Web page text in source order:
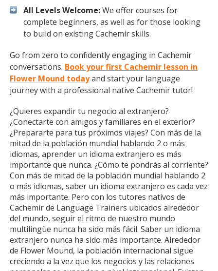
All Levels Welcome:We offer courses for
complete beginners, as well as for those looking
to build on existing Cachemir skills.
Go from zero to confidently engaging in Cachemir
conversations. Book your first Cachemir lesson in
Flower Mound todayand start your language
journey with a professional native Cachemir tutor!
¿Quieres expandir tu negocio al extranjero?
¿Conectarte con amigos y familiares en el exterior?
¿Prepararte para tus próximos viajes? Con más de la
mitad de la población mundial hablando 2 o más
idiomas, aprender un idioma extranjero es más
importante que nunca. ¿Cómo te pondrás al corriente?
Con más de mitad de la población mundial hablando 2
o más idiomas, saber un idioma extranjero es cada vez
más importante. Pero con los tutores nativos de
Cachemir de Language Trainers ubicados alrededor
del mundo, seguir el ritmo de nuestro mundo
multilingüe nunca ha sido más fácil. Saber un idioma
extranjero nunca ha sido más importante. Alrededor
de Flower Mound, la población internacional sigue
creciendo a la vez que los negocios y las relaciones